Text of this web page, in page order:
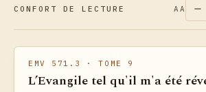
CONFORT DE LECTURE AA
EMV 571.3 · TOME 9
L’Evangile tel qu'il m'a été